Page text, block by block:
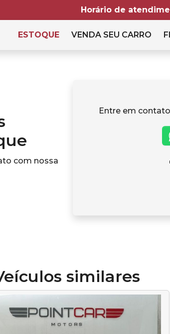
Horário de
ESTOQUE VENDA SEU CARRO
com nossa
Entre em
similares